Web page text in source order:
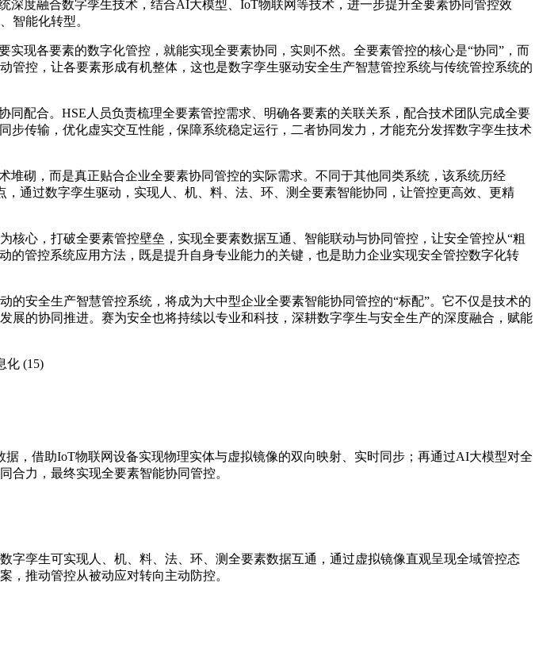
度融合数字孪生技术，结合AI大模型、IoT物联网等技术，进一步提升全要素协同管控效
智能化转型。
现各要素的数字化管控，就能实现全要素协同，实则不然。全要素管控的核心是“协同”，而
控，让各要素形成有机整体，这也是数字孪生驱动安全生产智慧管控系统与传统管控系统的
配合。HSE人员负责梳理全要素管控需求、明确各要素的关联关系，配合技术团队完成全要
传输，优化虚实交互性能，保障系统稳定运行，二者协同发力，才能充分发挥数字孪生技术
砌，而是真正贴合企业全要素协同管控的实际需求。不同于其他同类系统，该系统历经
通过数字孪生驱动，实现人、机、料、法、环、测全要素智能协同，让管控更高效、更精
心，打破全要素管控壁垒，实现全要素数据互通、智能联动与协同管控，让安全管控从“粗
的管控系统应用方法，既是提升自身专业能力的关键，也是助力企业实现安全管控数字化转
安全生产智慧管控系统，将成为大中型企业全要素智能协同管控的“标配”。它不仅是技术的
的协同推进。赛为安全也将持续以专业和科技，深耕数字孪生与安全生产的深度融合，赋能
，借助IoT物联网设备实现物理实体与虚拟镜像的双向映射、实时同步；再通过AI大模型对全
合力，最终实现全要素智能协同管控。
字孪生可实现人、机、料、法、环、测全要素数据互通，通过虚拟镜像直观呈现全域管控态
，推动管控从被动应对转向主动防控。